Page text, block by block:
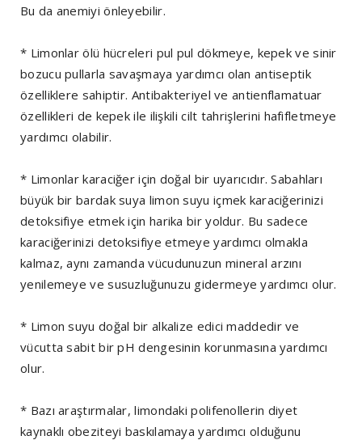
Bu da anemiyi önleyebilir.
* Limonlar ölü hücreleri pul pul dökmeye, kepek ve sinir
bozucu pullarla savaşmaya yardımcı olan antiseptik
özelliklere sahiptir. Antibakteriyel ve antienflamatuar
özellikleri de kepek ile ilişkili cilt tahrişlerini hafifletmeye
yardımcı olabilir.
* Limonlar karaciğer için doğal bir uyarıcıdır. Sabahları
büyük bir bardak suya limon suyu içmek karaciğerinizi
detoksifiye etmek için harika bir yoldur. Bu sadece
karaciğerinizi detoksifiye etmeye yardımcı olmakla
kalmaz, aynı zamanda vücudunuzun mineral arzını
yenilemeye ve susuzluğunuzu gidermeye yardımcı olur.
* Limon suyu doğal bir alkalize edici maddedir ve
vücutta sabit bir pH dengesinin korunmasına yardımcı
olur.
* Bazı araştırmalar, limondaki polifenollerin diyet
kaynaklı obeziteyi baskılamaya yardımcı olduğunu